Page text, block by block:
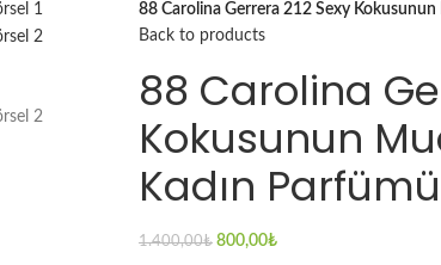
88 Carolina Gerrera 212 Sexy
Back to products
88 Carolina
Kokusunun
Kadın Parfümü
1.400,00₺ 800,00₺